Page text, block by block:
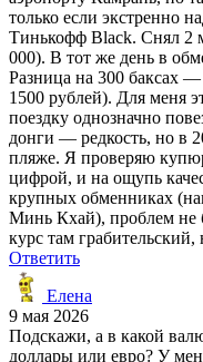
только если экстренно
Тинькофф Black. Снял 2
000). В тот же день в
Разница на 300 баксах
1500 рублей). Для меня
поездку однозначно
донги — редкость, но в
пляже. Я проверяю
цифрой, и на ощупь
крупных обменниках
Минь Кхай), проблем не
курс там
Ответить
Елена
9 мая 2026
Подскажи, а в какой
доллары или евро? У